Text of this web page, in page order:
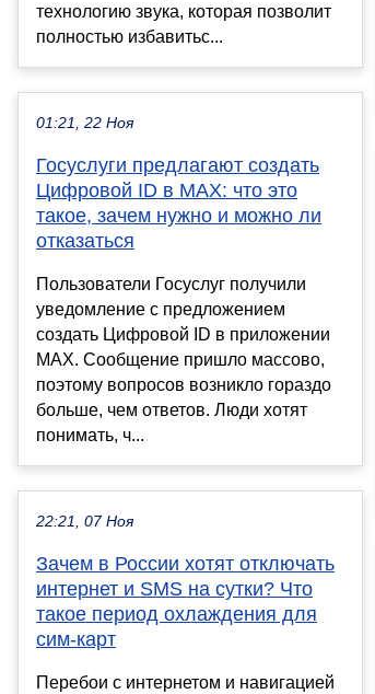
технологию звука, которая позволит
полностью избавитьс...
01:21, 22 Ноя
Госуслуги предлагают создать
Цифровой ID в MAX: что это
такое, зачем нужно и можно ли
отказаться
Пользователи Госуслуг получили
уведомление с предложением
создать Цифровой ID в приложении
MAX. Сообщение пришло массово,
поэтому вопросов возникло гораздо
больше, чем ответов. Люди хотят
понимать, ч...
22:21, 07 Ноя
Зачем в России хотят отключать
интернет и SMS на сутки? Что
такое период охлаждения для
сим-карт
Перебои с интернетом и навигацией